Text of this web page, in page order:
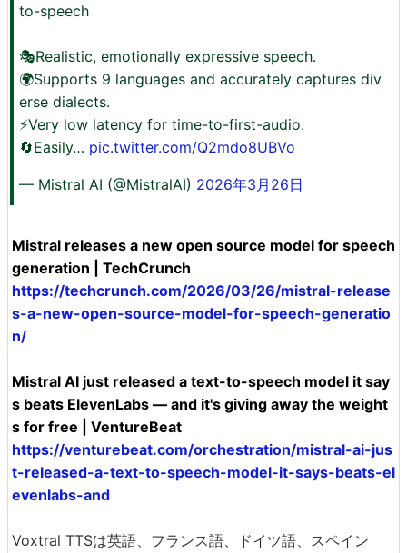
to-speech
🎭Realistic, emotionally expressive speech.
🌍Supports 9 languages and accurately captures div
erse dialects.
⚡Very low latency for time-to-first-audio.
🔄Easily… pic.twitter.com/Q2mdo8UBVo
— Mistral AI (@MistralAI) 2026年3月26日
Mistral releases a new open source model for speech
generation | TechCrunch
https://techcrunch.com/2026/03/26/mistral-release
s-a-new-open-source-model-for-speech-generatio
n/
Mistral AI just released a text-to-speech model it say
s beats ElevenLabs — and it's giving away the weight
s for free | VentureBeat
https://venturebeat.com/orchestration/mistral-ai-jus
t-released-a-text-to-speech-model-it-says-beats-el
evenlabs-and
Voxtral TTSは英語、フランス語、ドイツ語、スペイン